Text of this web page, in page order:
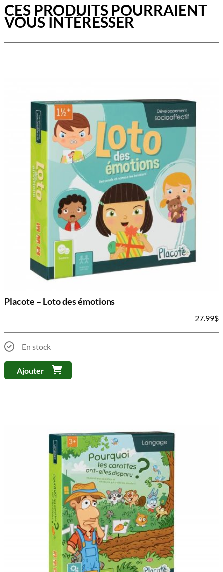
CES PRODUITS POURRAIENT
VOUS INTÉRESSER
Placote – Loto des émotions
27.99$
En stock
Ajouter